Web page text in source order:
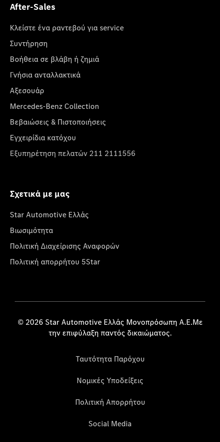
After-Sales
Κλείστε ένα ραντεβού για service
Συντήρηση
Βοήθεια σε βλάβη ή ζημιά
Γνήσια ανταλλακτικά
Αξεσουάρ
Mercedes-Benz Collection
Βεβαιώσεις & Πιστοποιήσεις
Εγχειρίδια κατόχου
Εξυπηρέτηση πελατών 211 2111556
Σχετικά με μας
Star Automotive Ελλάς
Βιωσιμότητα
Πολιτική Διαχείρισης Αναφορών
Πολιτική απορρήτου 5Star
© 2026 Star Automotive Ελλάς Μονοπρόσωπη Α.Ε.Με
την επιφύλαξη παντός δικαιώματος.
Ταυτότητα Παρόχου
Νομικές Υποδείξεις
Πολιτική Απορρήτου
Social Media